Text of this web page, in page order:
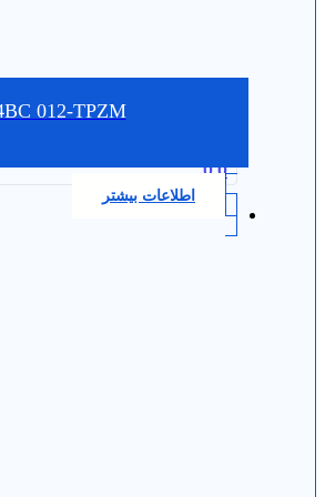
012-TPZM
0.0
اطلاعات بیشتر